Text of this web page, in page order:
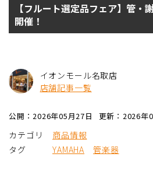
【フルート選定品フェア】管
開催！
イオンモール名取店
店舗記事一覧
公開：2026年05月27日 更新：2026年
カテゴリ
商品情報
タグ
YAMAHA 管楽器